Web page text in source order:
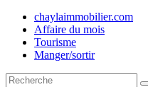
chaylaimmobilier.com
Affaire du mois
Tourisme
Manger/sortir